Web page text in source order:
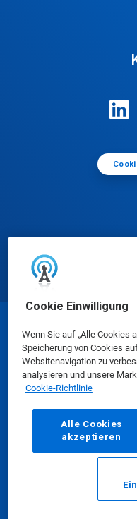
Cookie Einwilligung
Wenn Sie auf „Alle Cookies
Speicherung von Cookies
Websitenavigation zu
analysieren und unsere
Cookie-Richtlinie
Alle Cookies
akzeptieren
E-Mail
©